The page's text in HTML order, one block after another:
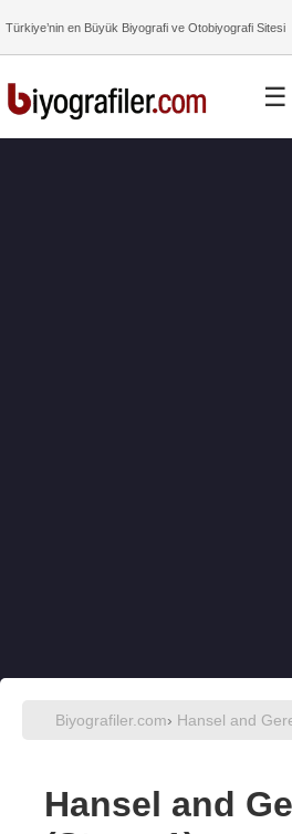
Türkiye’nin en Büyük Biyografi ve Otobiyografi Sitesi
☰
Biyografiler.com› Hansel and
Hansel and